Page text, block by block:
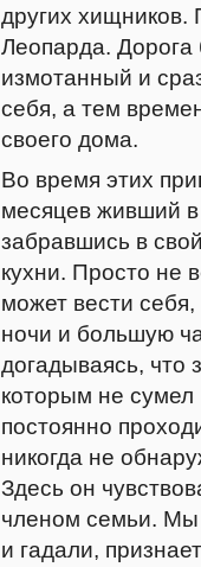
других хищников.
Леопарда. Дорога
измотанный и
себя, а тем
своего дома.
Во время этих
месяцев живший
забравшись в
кухни. Просто не
может вести
ночи и большую
догадываясь, что
которым не сумел
постоянно
никогда не
Здесь он
членом семьи. Мы
и гадали,